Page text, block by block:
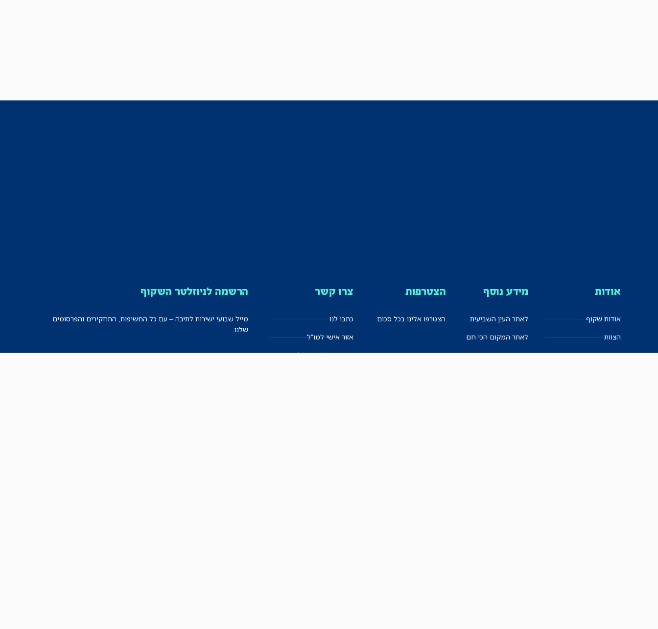
אודות
אודות שקוף
הצוות
הישגים
מידע נוסף
לאתר העין השביעית
לאתר המקום הכי חם
שקיפות עצמית
הצטרפות
הצטרפו אלינו בכל סכום
צרו קשר
כתבו לנו
אזור אישי למו"ל
תיבת הדלפות (מייל אדום)
הרשמה לניוזלטר השקוף
מייל שבועי ישירות לתיבה – עם כל החשיפות, התחקירים והפרסומים
שלנו.